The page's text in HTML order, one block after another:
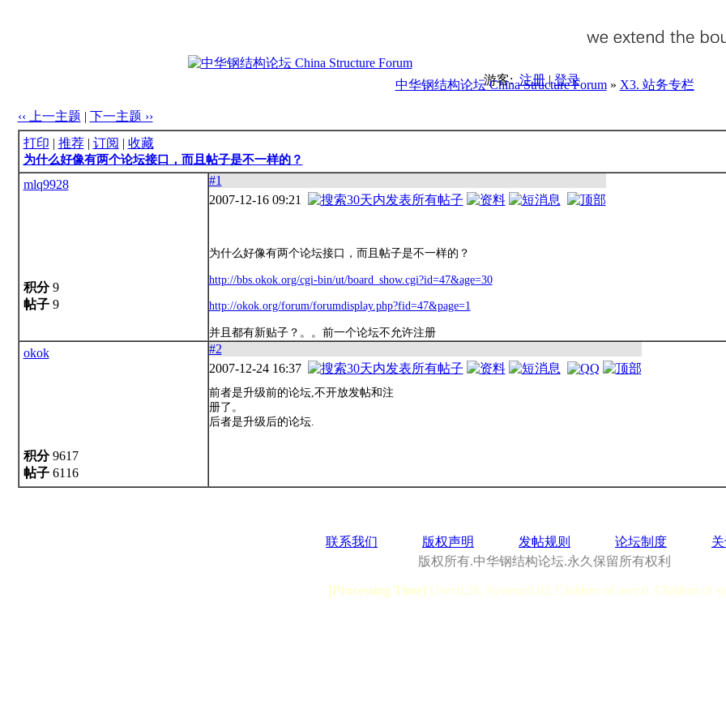
游客:注册|登录
中华钢结构论坛 China Structure Forum» X3. 站务专栏
‹‹ 上一主题 | 下一主题 ››
打印 | 推荐| 订阅 | 收藏
为什么好像有两个论坛接口，而且帖子是不一样的？
mlq9928
积分9
帖子9
#1
2007-12-16 09:21
为什么好像有两个论坛接口，而且帖子是不一样的？
http://bbs.okok.org/cgi-bin/ut/board_show.cgi?id=47&age=30
http://okok.org/forum/forumdisplay.php?fid=47&page=1
并且都有新贴子？。。前一个论坛不允许注册
okok
积分9617
帖子6116
#2
2007-12-24 16:37
前者是升级前的论坛,不开放发帖和注
册了。
后者是升级后的论坛.
联系我们 版权声明 发帖规则 论坛制度
版权所有.中华钢结构论坛.永久保留所有权利
[Processing Time] User:0.28, System:0.03, Children of user:0, Children of